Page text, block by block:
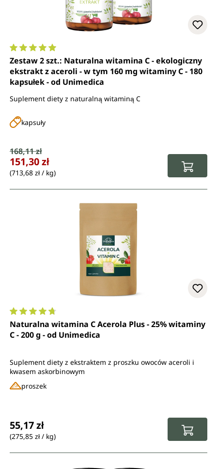
Średnia ocena 5 z 5 gwiazdek
Zestaw 2 szt.: Naturalna witamina C - ekologiczny
ekstrakt z aceroli - w tym 160 mg witaminy C - 180
kapsułek - od Unimedica
Suplement diety z naturalną witaminą C
kapsuły
Cena sprzedaży:
Cena regularna:
168,11 zł
151,30 zł
(713,68 zł / kg)
Średnia ocena 4.7 z 5 gwiazdek
Naturalna witamina C Acerola Plus - 25% witaminy
C - 200 g - od Unimedica
Suplement diety z ekstraktem z proszku owoców aceroli i
kwasem askorbinowym
proszek
55,17 zł
(275,85 zł / kg)